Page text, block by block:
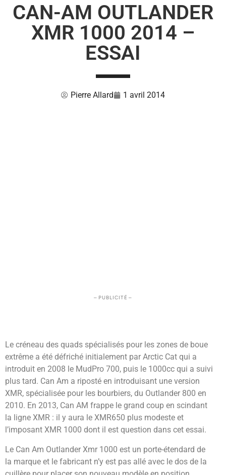
CAN-AM OUTLANDER
XMR 1000 2014 –
ESSAI
Pierre Allard 1 avril 2014
– PUBLICITÉ –
Le créneau des quads spécialisés pour les zones de boue
extrême a été défriché initialement par Arctic Cat qui a
introduit en 2008 le MudPro 700, puis le 1000cc qui a suivi
plus tard. Can Am a riposté en introduisant une version
XMR, spécialisée pour les bourbiers, du Outlander 800 en
2010. En 2013, Can AM frappe le grand coup en scindant
la ligne XMR : il y aura le XMR650 plus modeste et
l’imposant XMR 1000 dont il est question dans cet essai.
Le Can Am Outlander Xmr 1000 est un porte-étendard de
la marque et le fabricant n’y est pas allé avec le dos de la